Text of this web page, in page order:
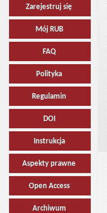
Zarejestruj się
Mój RUB
FAQ
Polityka
Regulamin
DOI
Instrukcja
Aspekty prawne
Open Access
Archiwum